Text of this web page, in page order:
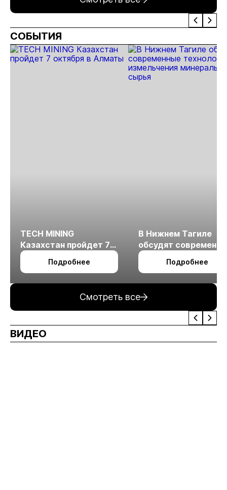
Казанов
горного
совета
государственной
экспертизы
запасов»
СОБЫТИЯ
TECH MINING
Казахстан пройдет 7
октября в Алматы
Подробнее
В Нижнем Тагиле
обсудят
технологии
измельчения
Подробнее
Смотреть все
ВИДЕО